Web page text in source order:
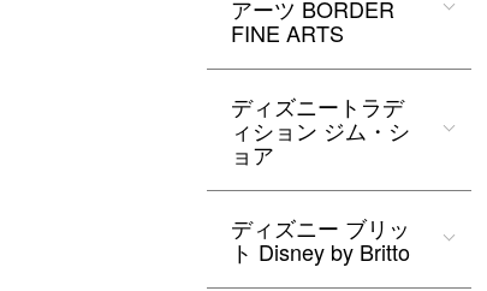
アーツ BORDER
FINE ARTS
ディズニートラデ
ィション ジム・シ
ョア
ディズニー ブリッ
ト Disney by Britto